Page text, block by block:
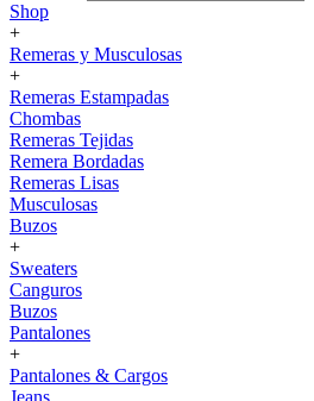
Shop
+
Remeras y Musculosas
+
Remeras Estampadas
Chombas
Remeras Tejidas
Remera Bordadas
Remeras Lisas
Musculosas
Buzos
+
Sweaters
Canguros
Buzos
Pantalones
+
Pantalones & Cargos
Jeans